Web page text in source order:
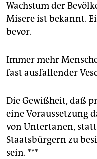
Wachstum der
Misere ist bekannt.
bevor.
Immer mehr
fast ausfallender
Die Gewißheit, daß
eine Voraussetzung
von Untertanen,
Staatsbürgern zu
sein. ***